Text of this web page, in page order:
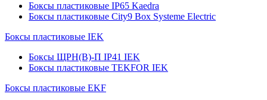
Боксы пластиковые IP65 Kaedra
Боксы пластиковые City9 Box Systeme Electric
Боксы пластиковые IEK
Боксы ЩРН(В)-П IP41 IEK
Боксы пластиковые TEKFOR IEK
Боксы пластиковые EKF